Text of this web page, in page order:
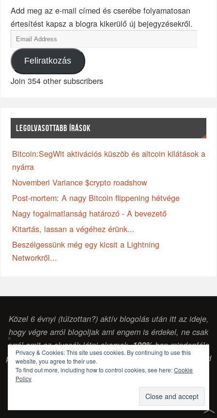
Add meg az e-mail címed és cserébe folyamatosan
értesítést kapsz a blogra kikerülő új bejegyzésekről.
Feliratkozás
Join 354 other subscribers
LEGOLVASOTTABB ÍRÁSOK
Bitcoin:SegWit aktivációs küszöb és altcoin kilátások a
nyárra
Novemberi Variance $crypto roadshow
Post-mortem: A nagy Bitcoin flippening hétvége
Nagy fogalmatlanság határozó - A bevezető
Kitartás, lassan a végéhez érünk...
Beszélgessünk még egy kicsit a Lightning
Networkről...
Közel 6 évnyi (túlzottan?) aktív blogolás után itt az ideje,
hogy végre arról blogoljak ami engem is érdekel, ne csak
arról amit az olvasók látni akarnak.100%-ban mindenféle
pénzintézettől vagy egyéb vállalkozástól független szabad
gondolkodású (sokszor laikus, de legalább) érdeklődő
blog. (Csabai Csaba, blogger...)
WORDPRESS.
Privacy & Cookies: This site uses cookies. By continuing to use this
website, you agree to their use.
To find out more, including how to control cookies, see here:Cookie
Policy